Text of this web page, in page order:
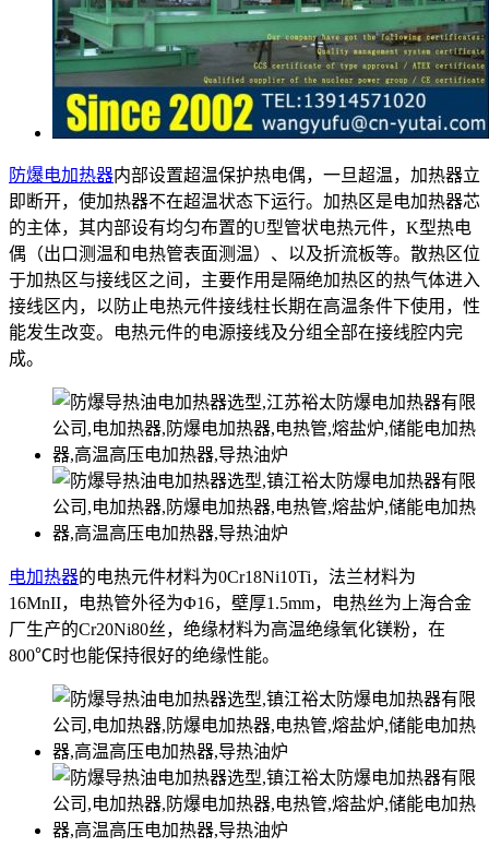
防爆电加热器内部设置超温保护热电偶，一旦超温，加热器立
即断开，使加热器不在超温状态下运行。加热区是电加热器芯
的主体，其内部设有均匀布置的U型管状电热元件，K型热电
偶（出口测温和电热管表面测温）、以及折流板等。散热区位
于加热区与接线区之间，主要作用是隔绝加热区的热气体进入
接线区内，以防止电热元件接线柱长期在高温条件下使用，性
能发生改变。电热元件的电源接线及分组全部在接线腔内完
成。
电加热器的电热元件材料为0Cr18Ni10Ti，法兰材料为
16MnII，电热管外径为Φ16，壁厚1.5mm，电热丝为上海合金
厂生产的Cr20Ni80丝，绝缘材料为高温绝缘氧化镁粉，在
800℃时也能保持很好的绝缘性能。